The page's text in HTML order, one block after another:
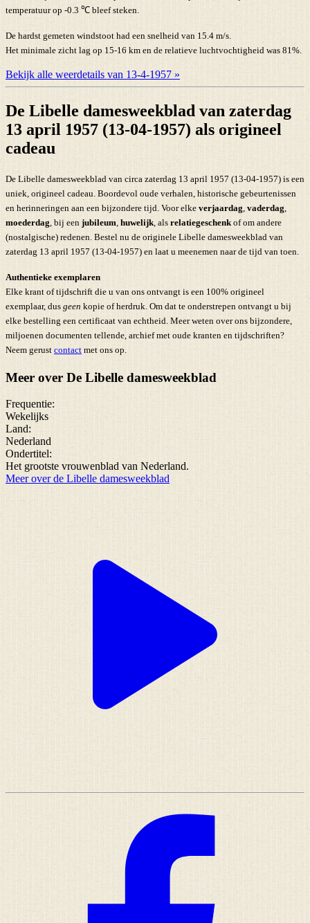
temperatuur op -0.3 ℃ bleef steken.
De hardst gemeten windstoot had een snelheid van 15.4 m/s.
Het minimale zicht lag op 15-16 km en de relatieve luchtvochtigheid was 81%.
Bekijk alle weerdetails van 13-4-1957 »
De Libelle damesweekblad van zaterdag
13 april 1957 (13-04-1957) als origineel
cadeau
De Libelle damesweekblad van circa zaterdag 13 april 1957 (13-04-1957) is een
uniek, origineel cadeau. Boordevol oude verhalen, historische gebeurtenissen
en herinneringen aan een bijzondere tijd. Voor elke verjaardag vaderdag
moederdag , bij een jubileum huwelijk , als relatiegeschenk of om andere
(nostalgische) redenen. Bestel nu de originele Libelle damesweekblad van
zaterdag 13 april 1957 (13-04-1957) en laat u meenemen naar de tijd van toen.
Authentieke exemplaren
Elke krant of tijdschrift die u van ons ontvangt is een 100% origineel
exemplaar, dus geen kopie of herdruk. Om dat te onderstrepen ontvangt u bij
elke bestelling een certificaat van echtheid. Meer weten over ons bijzondere,
miljoenen documenten tellende, archief met oude kranten en tijdschriften?
Neem gerust contact met ons op.
Meer over De Libelle damesweekblad
Frequentie:
Wekelijks
Land:
Nederland
Ondertitel:
Het grootste vrouwenblad van Nederland.
Meer over de Libelle damesweekblad